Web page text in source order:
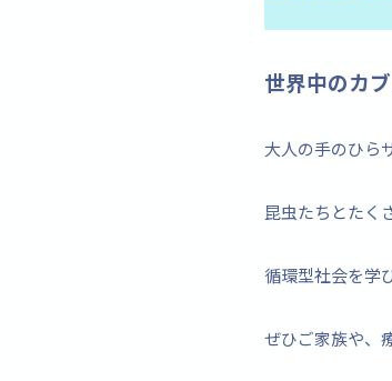
世界中のカ
大人の手のひら
昆虫たちとたく
循環型社会を学
ぜひご家族や、